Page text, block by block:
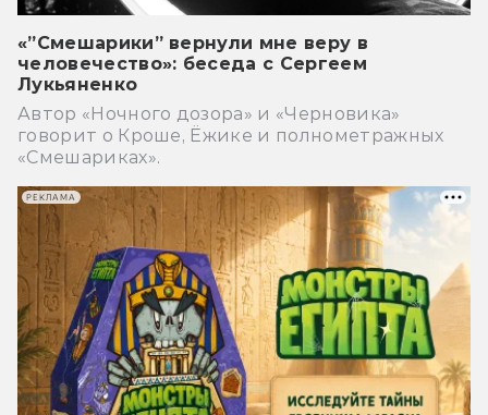
«”Смешарики” вернули мне веру в
человечество»: беседа с Сергеем
Лукьяненко
Автор «Ночного дозора» и «Черновика»
говорит о Кроше, Ёжике и полнометражных
«Смешариках».
РЕКЛАМА